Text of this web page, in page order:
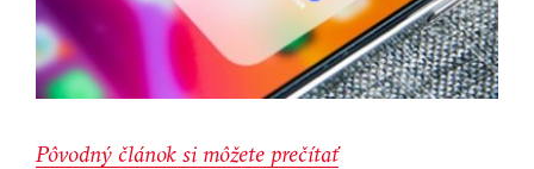
Pôvodný článok si môžete prečítať